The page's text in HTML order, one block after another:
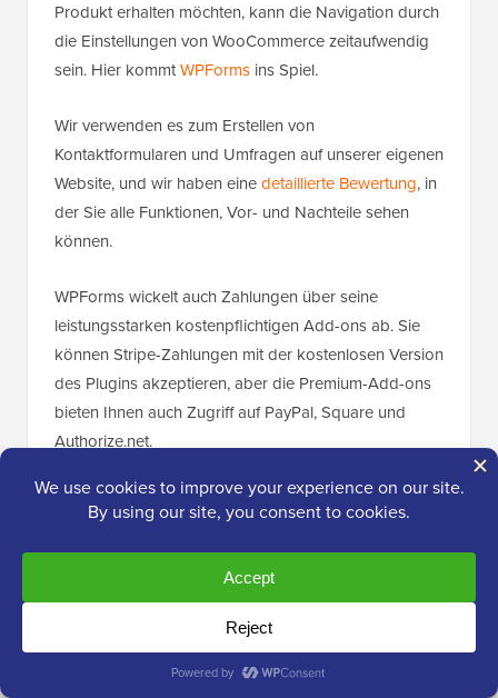
Produkt erhalten möchten, kann die Navigation durch
die Einstellungen von WooCommerce zeitaufwendig
sein. Hier kommtWPForms ins Spiel.
Wir verwenden es zum Erstellen von
Kontaktformularen und Umfragen auf unserer eigenen
Website, und wir haben einedetaillierte Bewertung, in
der Sie alle Funktionen, Vor- und Nachteile sehen
können.
WPForms wickelt auch Zahlungen über seine
leistungsstarken kostenpflichtigen Add-ons ab. Sie
können Stripe-Zahlungen mit der kostenlosen Version
des Plugins akzeptieren, aber die Premium-Add-ons
bieten Ihnen auch Zugriff auf PayPal, Square und
Authorize.net.